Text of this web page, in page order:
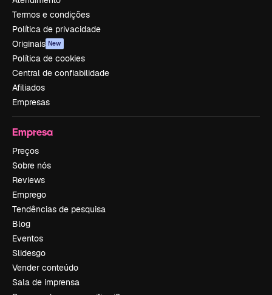
Termos e condições
Política de privacidade
Originais New
Política de cookies
Central de confiabilidade
Afiliados
Empresas
Empresa
Preços
Sobre nós
Reviews
Emprego
Tendências de pesquisa
Blog
Eventos
Slidesgo
Vender conteúdo
Sala de imprensa